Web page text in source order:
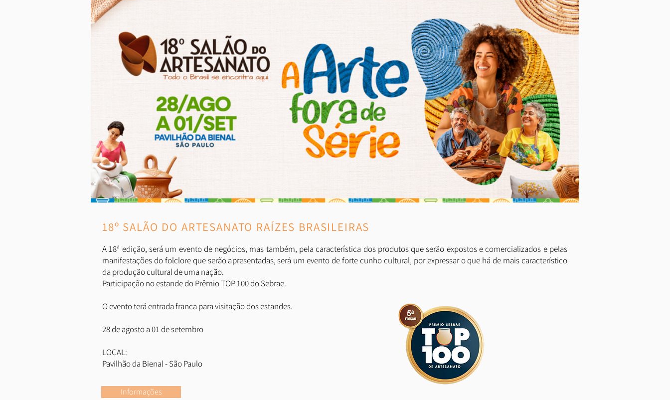
18º SALÃO DO ARTESANATO RAÍZES BRASILEIRAS
A 18ª edição, será um evento de negócios, mas também, pela característica dos produtos que serão expostos e comercializados e pelas
manifestações do folclore que serão apresentadas, será um evento de forte cunho cultural, por expressar o que há de mais característico
da produção cultural de uma nação.
Participação no estande do Prêmio TOP 100 do Sebrae.
O evento terá entrada franca para visitação dos estandes.
28 de agosto a 01 de setembro
LOCAL:
Pavilhão da Bienal - São Paulo
Informações